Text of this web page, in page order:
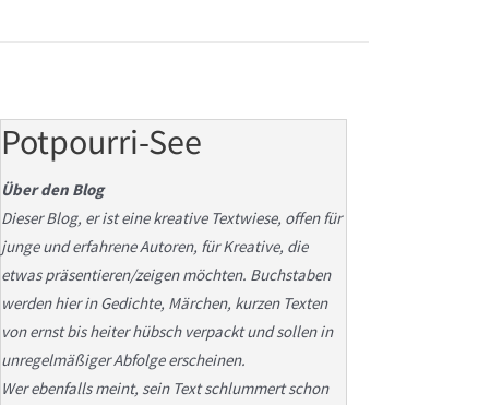
Potpourri-See
Über den Blog
Dieser Blog, er ist eine kreative Textwiese, offen für
junge und erfahrene Autoren, für Kreative, die
etwas präsentieren/zeigen möchten. Buchstaben
werden hier in Gedichte, Märchen, kurzen Texten
von ernst bis heiter hübsch verpackt und sollen in
unregelmäßiger Abfolge erscheinen.
Wer ebenfalls meint, sein Text schlummert schon